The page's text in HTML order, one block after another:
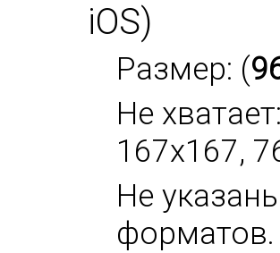
iOS)
Размер: (
Не
167x167,
Не
форматов.